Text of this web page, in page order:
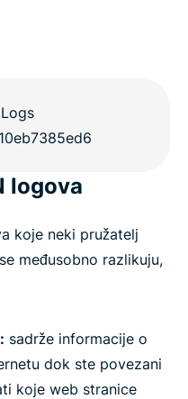
logova
koje neki pružatelj
međusobno razlikuju,
sadrže informacije o
dok ste povezani
koje web stranice